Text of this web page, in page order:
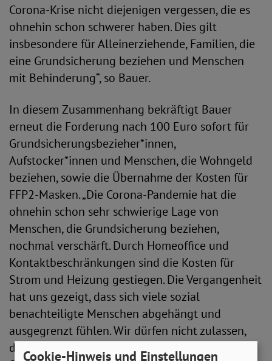
Corona-Krise nicht diejenigen vergessen, die es
ohnehin schon schwerer haben. Dies gilt
insbesondere für Alleinerziehende, Familien, die
eine Grundsicherung beziehen und Menschen
mit Behinderung“, so Bauer.
In diesem Zusammenhang bekräftigt Bauer
erneut die Forderung nach 100 Euro sofort für
Grundsicherungsbezieher*innen,
Aufstocker*innen und Menschen, die Wohngeld
beziehen, sowie die Übernahme der Kosten für
FFP2-Masken. „Die Corona-Pandemie hat die
ohnehin schon sehr schwierige Lage von
Menschen, die Grundsicherung beziehen,
nochmal verschärft. Durch Homeoffice und
Kontaktbeschränkungen sind die Kosten für
Strom und Heizung gestiegen. Die Vergangenheit
hat uns gezeigt, dass sich viele sozial
benachteiligte Menschen abgehängt und
ausgegrenzt fühlen. Wir dürfen nicht zulassen,
dass diese Menschen das Vertrauen in den
Cookie-Hinweis und Einstellungen